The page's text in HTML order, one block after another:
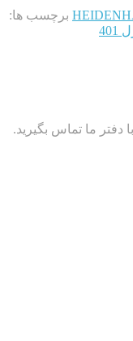
برچسب ها:
ما تماس بگیرید.